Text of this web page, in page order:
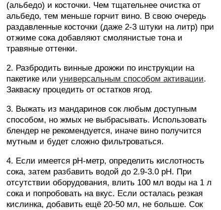
(альбедо) и косточки. Чем тщательнее очистка от
альбедо, тем меньше горчит вино. В свою очередь
раздавленные косточки (даже 2-3 штуки на литр) при
отжиме сока добавляют смолянистые тона и
травяные оттенки.
2. Разбродить винные дрожжи по инструкции на
пакетике илиуниверсальным способом активации.
Закваску процедить от остатков ягод.
3. Выжать из мандаринов сок любым доступным
способом, но жмых не выбрасывать. Использовать
блендер не рекомендуется, иначе вино получится
мутным и будет сложно фильтроваться.
4. Если имеется pH-метр, определить кислотность
сока, затем разбавить водой до 2.9-3.0 pH. При
отсутствии оборудования, влить 100 мл воды на 1 л
сока и попробовать на вкус. Если осталась резкая
кислинка, добавить ещё 20-50 мл, не больше. Сок